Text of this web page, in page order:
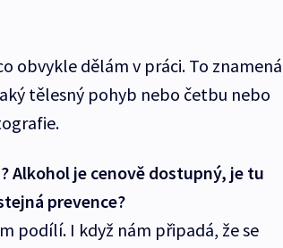
obvykle dělám v práci. To znamená
tělesný pohyb nebo četbu nebo
Alkohol je cenově dostupný, je tu
prevence?
podílí. I když nám připadá, že se